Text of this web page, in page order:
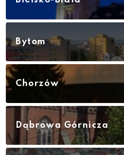
Bytom
Chorzów
Dąbrowa Górnicza